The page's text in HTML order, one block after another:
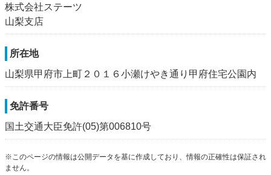
株式会社ステーツ
山梨支店
所在地
山梨県甲府市上町２０１６小瀬けやき通り甲府住宅公園内
免許番号
国土交通大臣免許(05)第006810号
※このページの情報は公開データを基に作成しており、情報の正確性は保証され
ません。